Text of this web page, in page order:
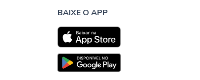
BAIXE O APP